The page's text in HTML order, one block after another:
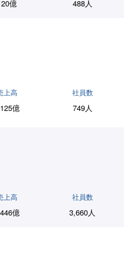
億 488人
上高
億
社員数
749人
上高
億
社員数
3,660人